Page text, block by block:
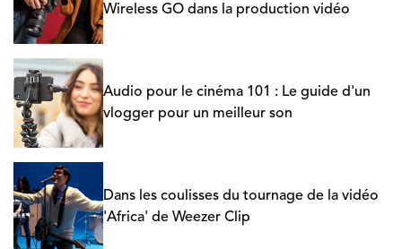
Wireless GO dans la production vidéo
Audio pour le cinéma 101 : Le guide d'un
vlogger pour un meilleur son
Dans les coulisses du tournage de la vidéo
'Africa' de Weezer Clip